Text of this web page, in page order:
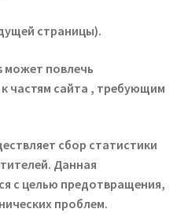
страницы).
может повлечь
частям сайта , требующим
сбор статистики
Данная
с целью предотвращения,
проблем.